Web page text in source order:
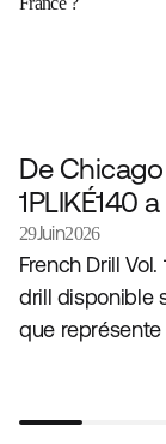
De
1PLIKÉ140
29Juin2026
French Drill
drill disponible
que